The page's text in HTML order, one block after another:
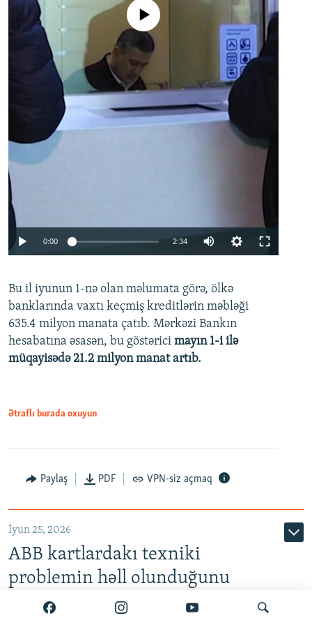
Auto 240p 360p 480p
720p 1080p
No media source currently available
0:00 2:34
360p
480p
720p
Bu il iyunun 1-nə olan məlumata görə, ölkə
banklarında vaxtı keçmiş kreditlərin məbləği
635.4 milyon manata çatıb. Mərkəzi Bankın
hesabatına əsasən, bu göstərici mayın 1-i ilə
müqayisədə 21.2 milyon manat artıb.
Ətraflı burada oxuyun
Paylaş PDF VPN-siz açmaq
İyun 25, 2026
ABB kartlardakı texniki
problemin həll olunduğunu
bildirir